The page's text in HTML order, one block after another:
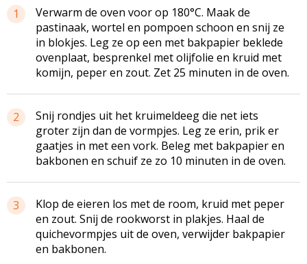
1
Verwarm de oven voor op 180°C. Maak de
pastinaak, wortel en pompoen schoon en snij ze
in blokjes. Leg ze op een met bakpapier beklede
ovenplaat, besprenkel met olijfolie en kruid met
komijn, peper en zout. Zet 25 minuten in de oven.
2
Snij rondjes uit het kruimeldeeg die net iets
groter zijn dan de vormpjes. Leg ze erin, prik er
gaatjes in met een vork. Beleg met bakpapier en
bakbonen en schuif ze zo 10 minuten in de oven.
3
Klop de eieren los met de room, kruid met peper
en zout. Snij de rookworst in plakjes. Haal de
quichevormpjes uit de oven, verwijder bakpapier
en bakbonen.